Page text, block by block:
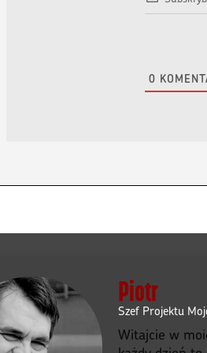
0
Piotr
Szef Projektu
Witajcie w